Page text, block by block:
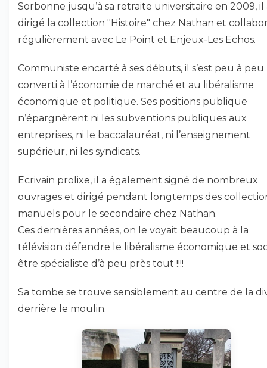
Sorbonne jusqu’à sa retraite universitaire en 2009, il
dirigé la collection "Histoire" chez Nathan et
régulièrement avec Le Point et Enjeux-Les Echos.
Communiste encarté à ses débuts, il s’est peu à peu
converti à l’économie de marché et au libéralisme
économique et politique. Ses positions publique
n’épargnèrent ni les subventions publiques aux
entreprises, ni le baccalauréat, ni l’enseignement
supérieur, ni les syndicats.
Ecrivain prolixe, il a également signé de nombreux
ouvrages et dirigé pendant longtemps des
manuels pour le secondaire chez Nathan.
Ces dernières années, on le voyait beaucoup à la
télévision défendre le libéralisme économique et
être spécialiste d’à peu près tout !!!!
Sa tombe se trouve sensiblement au centre de la
derrière le moulin.